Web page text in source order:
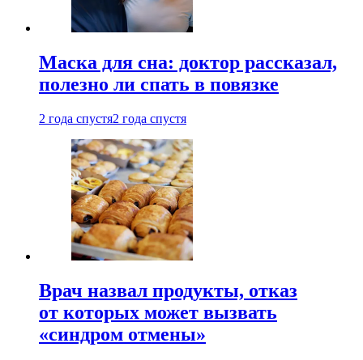
Маска для сна: доктор рассказал,
полезно ли спать в повязке
2 года спустя2 года спустя
Врач назвал продукты, отказ
от которых может вызвать
«синдром отмены»